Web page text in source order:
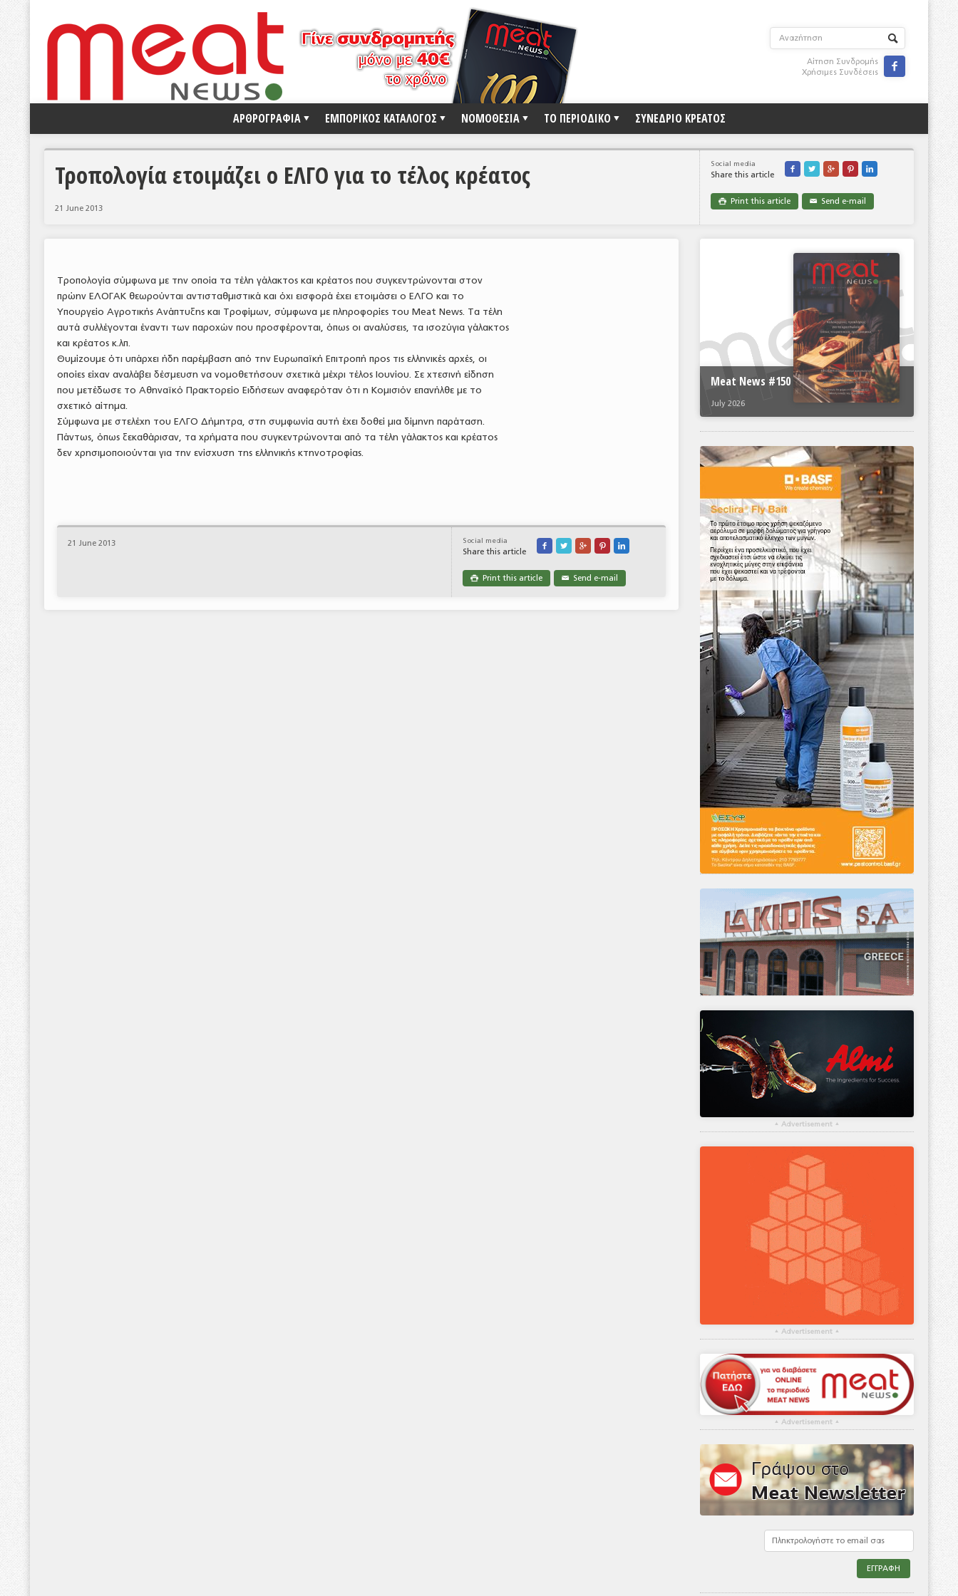
Αίτηση Συνδρομής
Χρήσιμες Συνδέσεις

ΑΡΘΡΟΓΡΑΦΙΑ ΕΜΠΟΡΙΚΟΣ ΚΑΤΑΛΟΓΟΣ ΝΟΜΟΘΕΣΙΑ ΤΟ ΠΕΡΙΟΔΙΚΟ ΣΥΝΕΔΡΙΟ ΚΡΕΑΤΟΣ
Social media
Share this article
    
 Print this article ✉ Send e-mail
Τροπολογία ετοιμάζει ο ΕΛΓΟ για το τέλος κρέατος
21 June 2013
Τροπολογία σύμφωνα με την οποία τα τέλη γάλακτος και κρέατος που συγκεντρώνονται στον
πρώην ΕΛΟΓΑΚ θεωρούνται αντισταθμιστικά και όχι εισφορά έχει ετοιμάσει ο ΕΛΓΟ και το
Υπουργείο Αγροτικής Ανάπτυξης και Τροφίμων, σύμφωνα με πληροφορίες του Meat News. Τα τέλη
αυτά συλλέγονται έναντι των παροχών που προσφέρονται, όπως οι αναλύσεις, τα ισοζύγια γάλακτος
και κρέατος κ.λπ.
Θυμίζουμε ότι υπάρχει ήδη παρέμβαση από την Ευρωπαϊκή Επιτροπή προς τις ελληνικές αρχές, οι
οποίες είχαν αναλάβει δέσμευση να νομοθετήσουν σχετικά μέχρι τέλος Ιουνίου. Σε χτεσινή είδηση
που μετέδωσε το Αθηναϊκό Πρακτορείο Ειδήσεων αναφερόταν ότι η Κομισιόν επανήλθε με το
σχετικό αίτημα.
Σύμφωνα με στελέχη του ΕΛΓΟ Δήμητρα, στη συμφωνία αυτή έχει δοθεί μια δίμηνη παράταση.
Πάντως, όπως ξεκαθάρισαν, τα χρήματα που συγκεντρώνονται από τα τέλη γάλακτος και κρέατος
δεν χρησιμοποιούνται για την ενίσχυση της ελληνικής κτηνοτροφίας.
Social media
Share this article
    
 Print this article ✉ Send e-mail
21 June 2013
Meat News #150
July 2026
▴ Advertisement ▴
▴ Advertisement ▴
▴ Advertisement ▴